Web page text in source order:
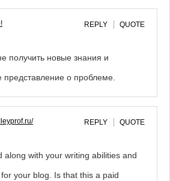
REPLY QUOTE
получить новые знания и
представление о проблеме.
REPLY QUOTE
along with your writing abilities and
your blog. Is that this a paid